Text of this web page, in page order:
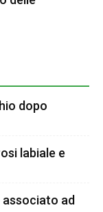
dopo
labiale e
ad